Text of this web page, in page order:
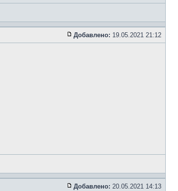
Добавлено: 19.05.2021 21:12
Добавлено: 20.05.2021 14:13